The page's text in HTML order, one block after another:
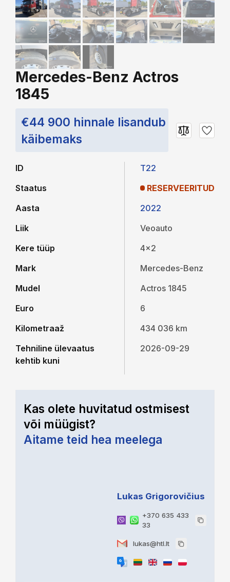
Mercedes-Benz Actros
1845
€44 900 hinnale lisandub
käibemaks
ID
Staatus
Aasta
Liik
Kere tüüp
Mark
Mudel
Euro
Kilometraaž
Tehniline ülevaatus
kehtib kuni
T22
RESERVEERITUD
2022
Veoauto
4x2
Mercedes-Benz
Actros 1845
6
434 036 km
2026-09-29
Kas olete huvitatud ostmisest
või müügist?
Aitame teid hea meelega
Lukas Grigorovičius
+370 635 433
33
lukas@htl.lt